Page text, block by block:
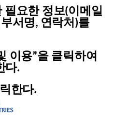
필요한 정보(이메일
부서명, 연락처 )를
이용”을 클릭하여
다.
한다.